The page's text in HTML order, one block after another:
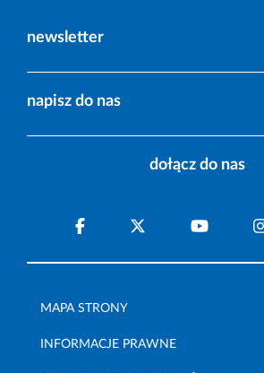
newsletter
napisz do nas
dołącz do nas
MAPA STRONY
INFORMACJE PRAWNE